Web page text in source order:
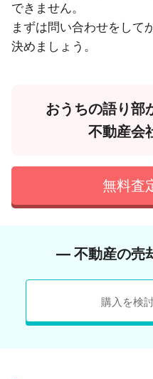
できません。
まずは問い合わせをして
決めましょう。
おうちの語り部
不動産会
無料査
― 不動産の売
購入を検